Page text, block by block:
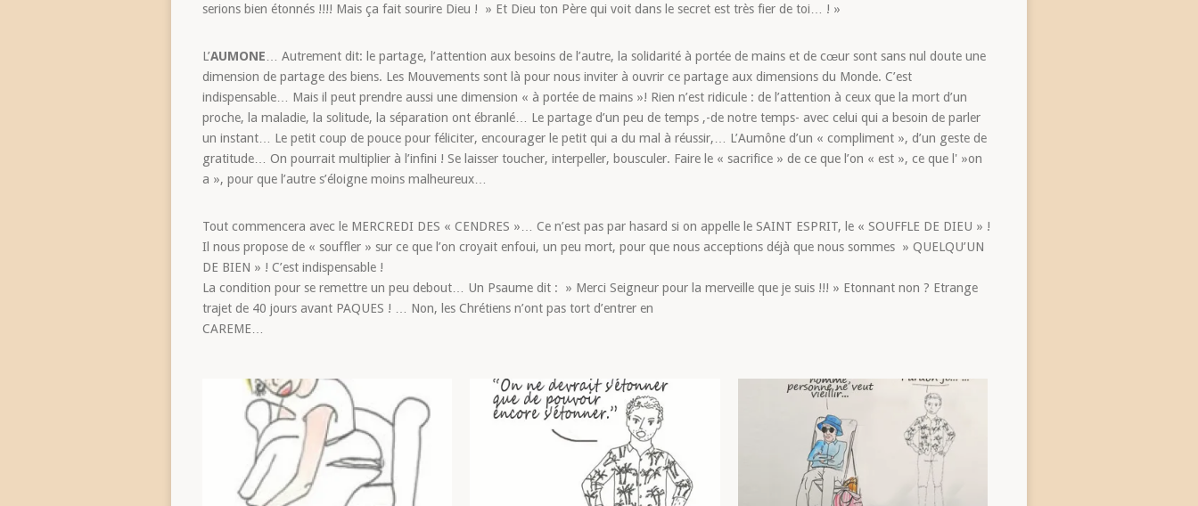
serions bien étonnés !!!! Mais ça fait sourire Dieu ! » Et Dieu ton Père qui voit dans le secret est très fier de toi… ! »
L’AUMONE … Autrement dit: le partage, l’attention aux besoins de l’autre, la solidarité à portée de mains et de cœur sont sans nul doute une
dimension de partage des biens. Les Mouvements sont là pour nous inviter à ouvrir ce partage aux dimensions du Monde. C’est
indispensable… Mais il peut prendre aussi une dimension « à portée de mains »! Rien n’est ridicule : de l’attention à ceux que la mort d’un
proche, la maladie, la solitude, la séparation ont ébranlé… Le partage d’un peu de temps ,-de notre temps- avec celui qui a besoin de parler
un instant… Le petit coup de pouce pour féliciter, encourager le petit qui a du mal à réussir,… L’Aumône d’un « compliment », d’un geste de
gratitude… On pourrait multiplier à l’infini ! Se laisser toucher, interpeller, bousculer. Faire le « sacrifice » de ce que l’on « est », ce que l' »on
a », pour que l’autre s’éloigne moins malheureux…
Tout commencera avec le MERCREDI DES « CENDRES »… Ce n’est pas par hasard si on appelle le SAINT ESPRIT, le « SOUFFLE DE DIEU » !
Il nous propose de « souffler » sur ce que l’on croyait enfoui, un peu mort, pour que nous acceptions déjà que nous sommes » QUELQU’UN
DE BIEN » ! C’est indispensable !
La condition pour se remettre un peu debout… Un Psaume dit : » Merci Seigneur pour la merveille que je suis !!! » Etonnant non ? Etrange
trajet de 40 jours avant PAQUES ! … Non, les Chrétiens n’ont pas tort d’entrer en
CAREME…